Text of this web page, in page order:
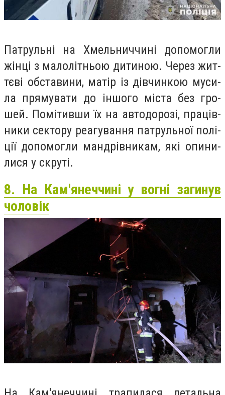
Пат­руль­ні на Хмель­нич­чи­ні до­по­мог­ли
жін­ці з ма­ло­літньою ди­ти­ною. Че­рез жит­
тє­ві об­ста­ви­ни, ма­тір із дів­чинкою му­си­
ла пря­му­ва­ти до ін­шо­го міс­та без гро­
шей. По­мі­тив­ши їх на ав­то­до­ро­зі, пра­ців­
ни­ки сек­то­ру ре­агу­ван­ня пат­руль­ної по­лі­
ції до­по­мог­ли ман­дрів­ни­кам, які опи­ни­
ли­ся у скру­ті.
8. На Кам'янеччині у вогні загинув
чоловік